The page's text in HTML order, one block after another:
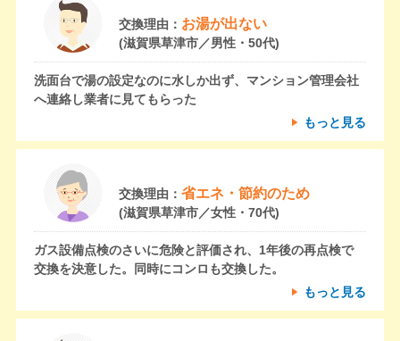
交換理由： お湯が出ない
(滋賀県草津市／男性・50代)
洗面台で湯の設定なのに水しか出ず、マンション管理会社
へ連絡し業者に見てもらった
もっと見る
交換理由： 省エネ・節約のため
(滋賀県草津市／女性・70代)
ガス設備点検のさいに危険と評価され、1年後の再点検で
交換を決意した。同時にコンロも交換した。
もっと見る